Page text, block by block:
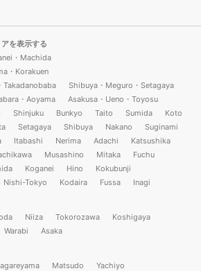
を表示する
・Machida
・Korakuen
Takadanobaba
Shibuya・Meguro・Setagaya
・Aoyama
Asakusa・Ueno・Toyosu
Shinjuku Bunkyo Taito Sumida
Koto
Setagaya Shibuya Nakano
Suginami
Itabashi Nerima Adachi
Katsushika
Musashino Mitaka
Fuchu
Koganei Hino
Kokubunji
Nishi-Tokyo Kodaira Fussa Inagi
Niiza Tokorozawa
Koshigaya
Warabi Asaka
Matsudo Yachiyo